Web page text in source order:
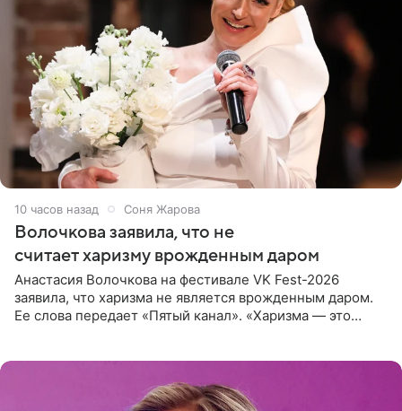
10 часов назад Соня Жарова
Волочкова заявила, что не
считает харизму врожденным даром
Анастасия Волочкова на фестивале VK Fest-2026
заявила, что харизма не является врожденным даром.
Ее слова передает «Пятый канал». «Харизма — это